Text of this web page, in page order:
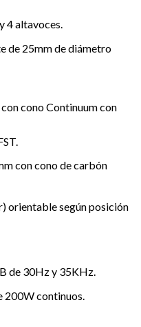
4 altavoces.
de 25mm de diámetro
cono Continuum con
con cono de carbón
orientable según posición
de 30Hz y 35KHz.
200W continuos.